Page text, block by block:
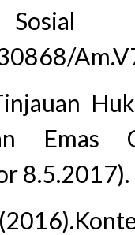
8.5.2017).